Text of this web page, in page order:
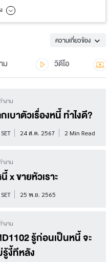
ความเกี่ยวข้อง
ม วิดีโอ
งาน
เบาตัวเรื่องหนี้ ทำไงดี?
SET 24 ส.ค. 2567 2 Min Read
งาน
x ขายหัวเราะ
SET 25 พ.ย. 2565
งาน
รู้ก่อนเป็นหนี้ จะ
รู้งี้ทีหลัง